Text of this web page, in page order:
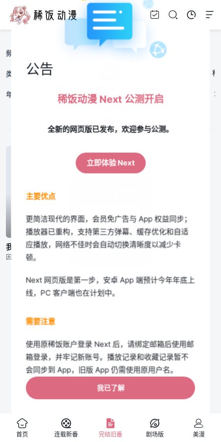
立即下载
我知道了
频道 完结旧番 剧场版 美漫
类型
战斗 治愈 科
年份 2017 2016 2015 2014 2013
第集
我的青春恋爱物语果然有问题 续
没有更多了
首页 连载新番 完结旧番 剧场版 美漫
公告
稀饭动漫 Next 公测开启
全新的网页版已发布，欢迎参与公测。
立即体验 Next
主要优点
更简洁现代的界面，会员免广告与 App 权益同步；
播放器已重构，支持第三方弹幕、缓存优化和自适
应播放，网络不佳时会自动切换清晰度以减少卡
顿。
Next 网页版是第一步，安卓 App 端预计今年年底上
线，PC 客户端也在计划中。
需要注意
使用原稀饭账户登录 Next 后，请绑定邮箱后使用邮
箱登录，并牢记新账号。播放记录和收藏记录暂不
会同步到 App，旧版 App 仍需使用原用户名。
如果您介意以上限制，可以暂时继续使用旧版网页
旧版公告
我已了解